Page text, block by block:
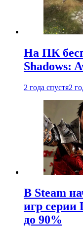
На ПК
Shadows:
2 года спустя2
В Steam
игр серии
до 90%